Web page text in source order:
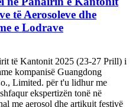
të Aerosoleve dhe
e Lodrave
të Kantonit 2025 (23-27 Prill) i
kompanisë Guangdong
Limited. për t'u lidhur me
ekspertizën tonë në
me aerosol dhe artikujt festivë